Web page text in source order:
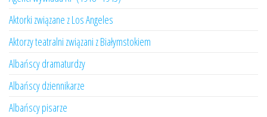
Aktorki związane z Los Angeles
Aktorzy teatralni związani z Białymstokiem
Albańscy dramaturdzy
Albańscy dziennikarze
Albańscy pisarze